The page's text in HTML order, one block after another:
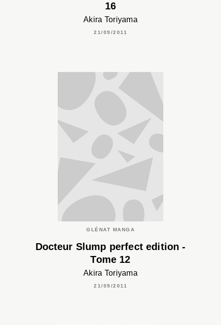
16
Akira Toriyama
21/09/2011
GLÉNAT MANGA
Docteur Slump perfect edition -
Tome 12
Akira Toriyama
21/09/2011